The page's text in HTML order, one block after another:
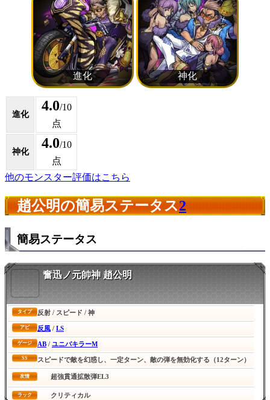
進化
4.0/10
点
神化
4.0/10
点
他のモンスター評価はこちら
趙公明の簡易ステータス2
簡易ステータス
奮迅ノ元帥神 趙公明
タイプ 反射 / スピード / 神
アビ 反風 / LS
ゲージ AB / ユニバキラーM
SS スピードで敵を幻惑し、一定ターン、敵の弾を無効化する（12ターン）
友情 超強貫通拡散弾EL3
ラック クリティカル